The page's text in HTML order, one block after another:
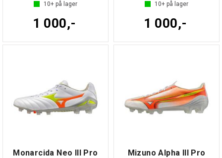
10+ på lager
1 000,-
10+ på lager
1 000,-
Monarcida Neo III Pro Mizuno Alpha III Pro